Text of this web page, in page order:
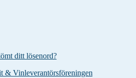
ditt lösenord?
& Vinleverantörsföreningen